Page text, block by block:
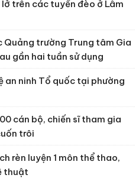
trên các tuyến đèo ở Lâm
Quảng trường Trung tâm Gia
gần hai tuần sử dụng
an ninh Tổ quốc tại phường
cán bộ, chiến sĩ tham gia
trôi
rèn luyện 1 môn thể thao,
thuật